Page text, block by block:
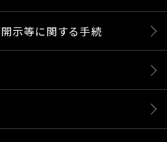
示等に関する手続